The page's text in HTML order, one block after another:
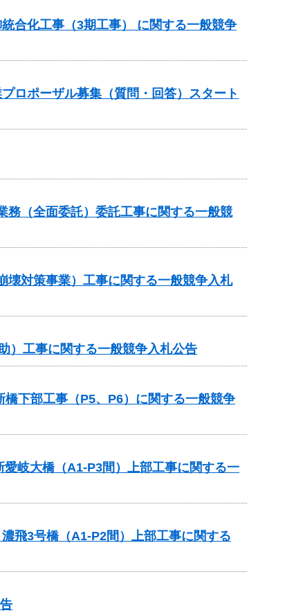
合化工事（3期工事） に関する一般競争
ロポーザル募集（質問・回答）スタート
（全面委託）委託工事に関する一般競
対策事業）工事に関する一般競争入札
工事に関する一般競争入札公告
下部工事（P5、P6）に関する一般競争
岐大橋（A1-P3間）上部工事に関する一
飛3号橋（A1-P2間）上部工事に関する